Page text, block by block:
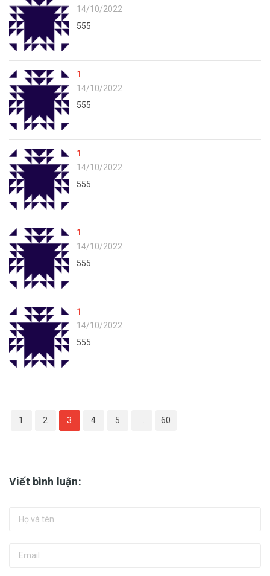
14/10/2022
555
1
14/10/2022
555
1
14/10/2022
555
1
14/10/2022
555
1
14/10/2022
555
1 2 3 4 5 60
Viết bình luận: